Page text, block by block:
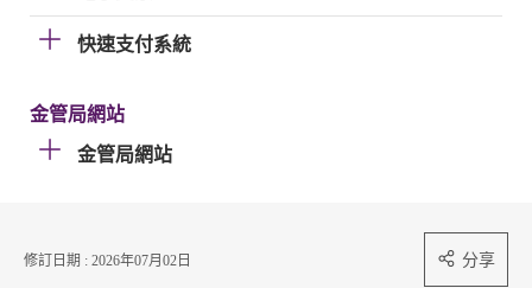
快速支付系統
金管局網站
金管局網站
修訂日期 : 2026年07月02日 分享